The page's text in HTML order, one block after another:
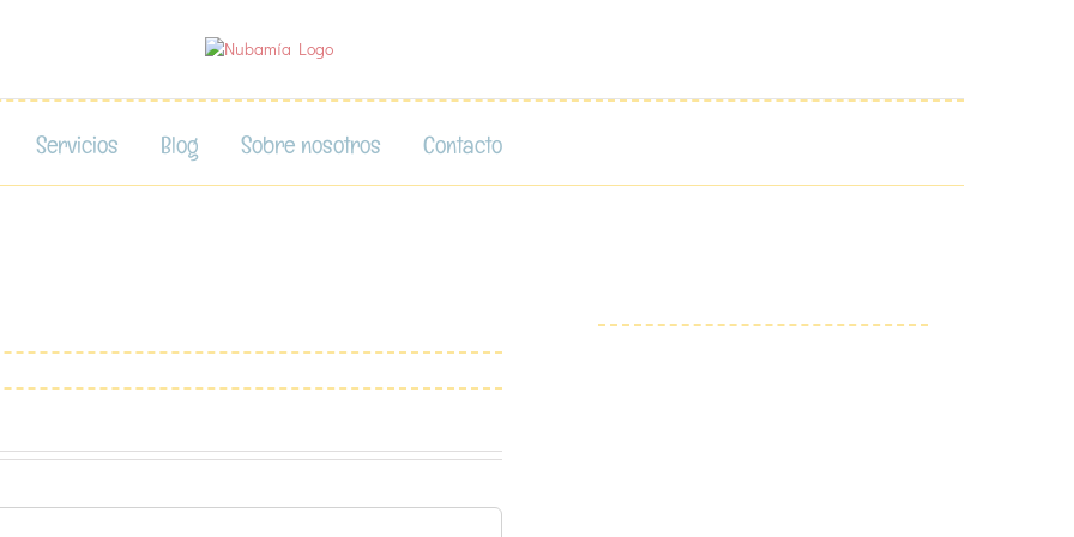
Servicios Blog Sobre nosotros Contacto